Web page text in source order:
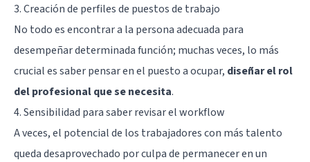
3. Creación de perfiles de puestos de trabajo
No todo es encontrar a la persona adecuada para
desempeñar determinada función; muchas veces, lo más
crucial es saber pensar en el puesto a ocupar, diseñar el rol
del profesional que se necesita.
4. Sensibilidad para saber revisar el workflow
A veces, el potencial de los trabajadores con más talento
queda desaprovechado por culpa de permanecer en un